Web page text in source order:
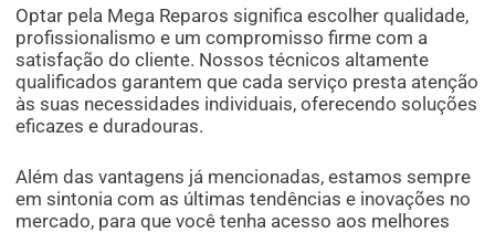
Optar pela Mega Reparos significa escolher qualidade,
profissionalismo e um compromisso firme com a
satisfação do cliente. Nossos técnicos altamente
qualificados garantem que cada serviço presta atenção
às suas necessidades individuais, oferecendo soluções
eficazes e duradouras.
Além das vantagens já mencionadas, estamos sempre
em sintonia com as últimas tendências e inovações no
mercado, para que você tenha acesso aos melhores